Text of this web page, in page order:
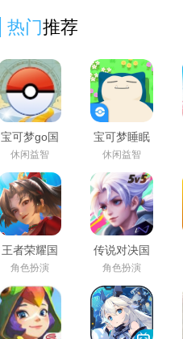
热门推荐
宝可梦go国
际服下载
2025官方最
新版
(Pokémon
GO)
休闲益智
宝可梦睡眠
国际服官方
下载2025最
新版
(Pokémon
Sleep)
休闲益智
王者荣耀国
际服官方下
载手机版免
费版2025最
新版
角色扮演
传说对决国
际服下载官
方正版2025
最新版
(Arena of
Valor)
角色扮演